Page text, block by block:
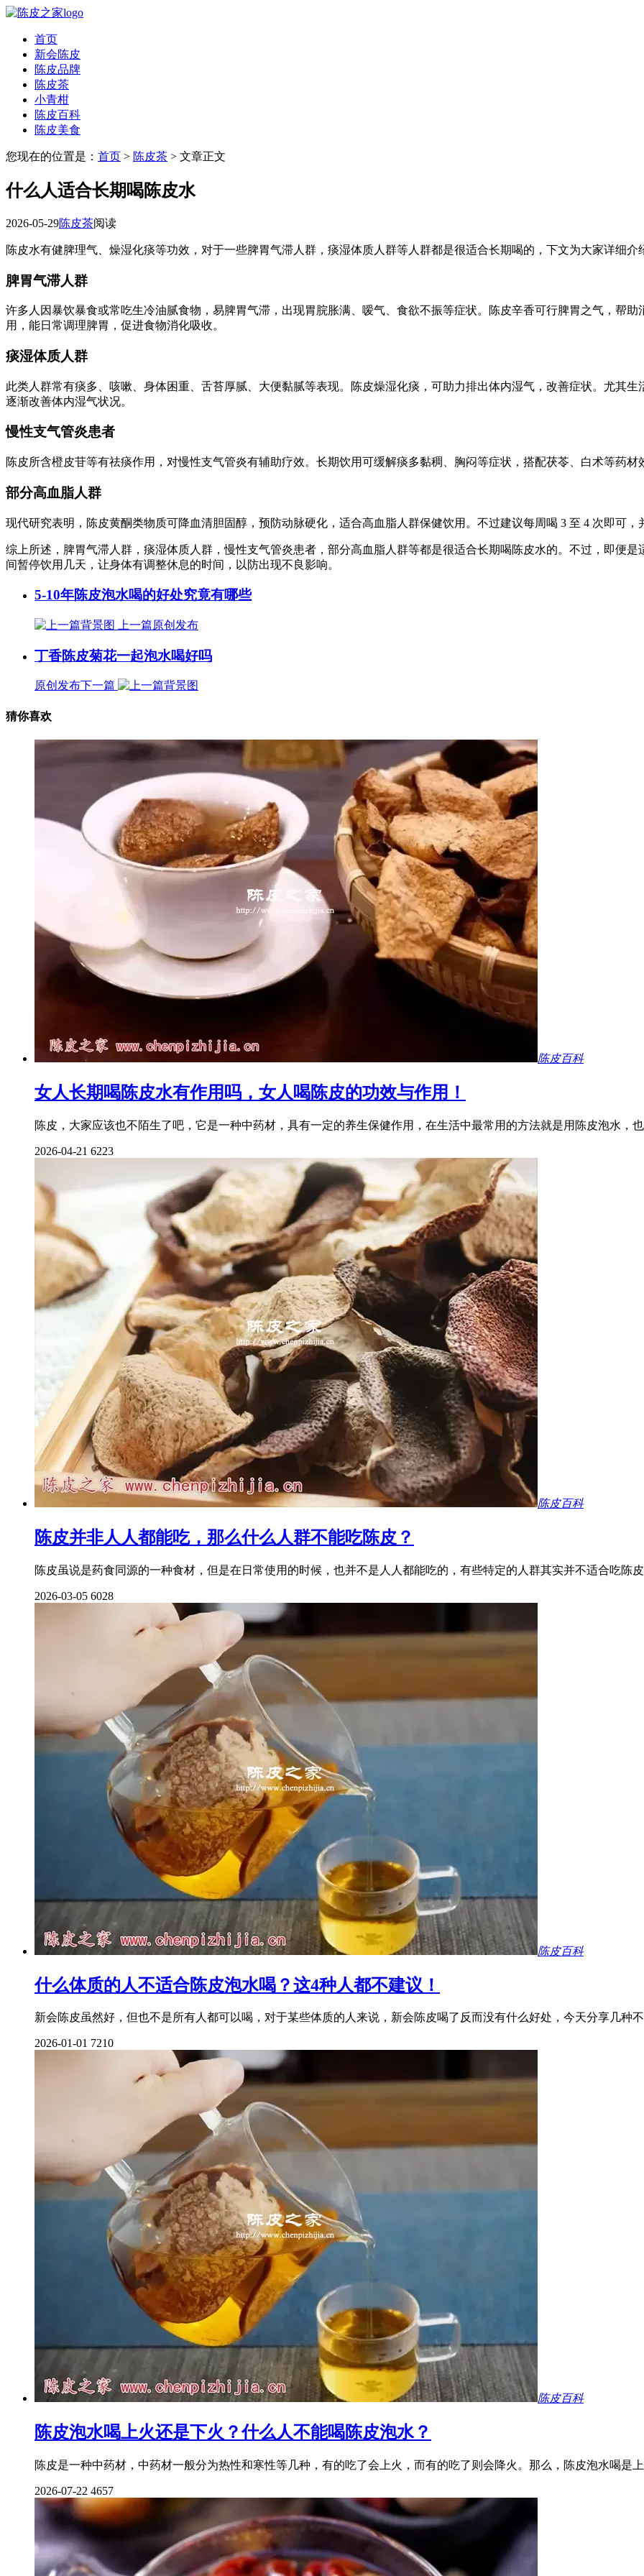
首页
新会陈皮
陈皮品牌
陈皮茶
小青柑
陈皮百科
陈皮美食
您现在的位置是： 首页 > 陈皮茶 > 文章正文
什么人适合长期喝陈皮水
2026-05-29陈皮茶阅读
陈皮水有健脾理气、燥湿化痰等功效，对于一些脾胃气滞人群，痰湿体质人群等人群都是很适合长期喝的，下文为大家详细介
脾胃气滞人群
许多人因暴饮暴食或常吃生冷油腻食物，易脾胃气滞，出现胃脘胀满、嗳气、食欲不振等症状。陈皮辛香可行脾胃之气，帮
用，能日常调理脾胃，促进食物消化吸收。
痰湿体质人群
此类人群常有痰多、咳嗽、身体困重、舌苔厚腻、大便黏腻等表现。陈皮燥湿化痰，可助力排出体内湿气，改善症状。尤其
逐渐改善体内湿气状况。
慢性支气管炎患者
陈皮所含橙皮苷等有祛痰作用，对慢性支气管炎有辅助疗效。长期饮用可缓解痰多黏稠、胸闷等症状，搭配茯苓、白术等药材
部分高血脂人群
现代研究表明，陈皮黄酮类物质可降血清胆固醇，预防动脉硬化，适合高血脂人群保健饮用。不过建议每周喝 3 至 4 次即可
综上所述，脾胃气滞人群，痰湿体质人群，慢性支气管炎患者，部分高血脂人群等都是很适合长期喝陈皮水的。不过，即便
间暂停饮用几天，让身体有调整休息的时间，以防出现不良影响。
5-10年陈皮泡水喝的好处究竟有哪些
上一篇原创发布
丁香陈皮菊花一起泡水喝好吗
原创发布下一篇
猜你喜欢
陈皮百科
女人长期喝陈皮水有作用吗，女人喝陈皮的功效与作用！
陈皮，大家应该也不陌生了吧，它是一种中药材，具有一定的养生保健作用，在生活中最常用的方法就是用陈皮泡水，
2026-04-21 6223
陈皮百科
陈皮并非人人都能吃，那么什么人群不能吃陈皮？
陈皮虽说是药食同源的一种食材，但是在日常使用的时候，也并不是人人都能吃的，有些特定的人群其实并不适合吃陈
2026-03-05 6028
陈皮百科
什么体质的人不适合陈皮泡水喝？这4种人都不建议！
新会陈皮虽然好，但也不是所有人都可以喝，对于某些体质的人来说，新会陈皮喝了反而没有什么好处，今天分享几种
2026-01-01 7210
陈皮百科
陈皮泡水喝上火还是下火？什么人不能喝陈皮泡水？
陈皮是一种中药材，中药材一般分为热性和寒性等几种，有的吃了会上火，而有的吃了则会降火。那么，陈皮泡水喝是
2026-07-22 4657